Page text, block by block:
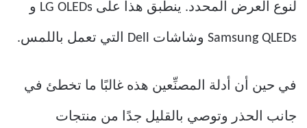
لنوع العرض المحدد. ينطبق هذا على LG OLEDs و
Samsung QLEDs وشاشات Dell التي تعمل باللمس.
في حين أن أدلة المصنِّعين هذه غالبًا ما تخطئ في
جانب الحذر وتوصي بالقليل جدًا من منتجات